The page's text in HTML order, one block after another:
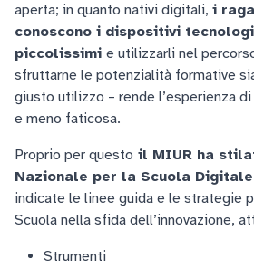
aperta; in quanto nativi digitali, i
conoscono i dispositivi
piccolissimi e utilizzarli nel
sfruttarne le potenzialità formative
giusto utilizzo – rende l’esperienza
e meno faticosa.
Proprio per questo il MIUR ha
Nazionale per la Scuola Digitale
indicate le linee guida e le strategie
Scuola nella sfida dell’innovazione,
Strumenti